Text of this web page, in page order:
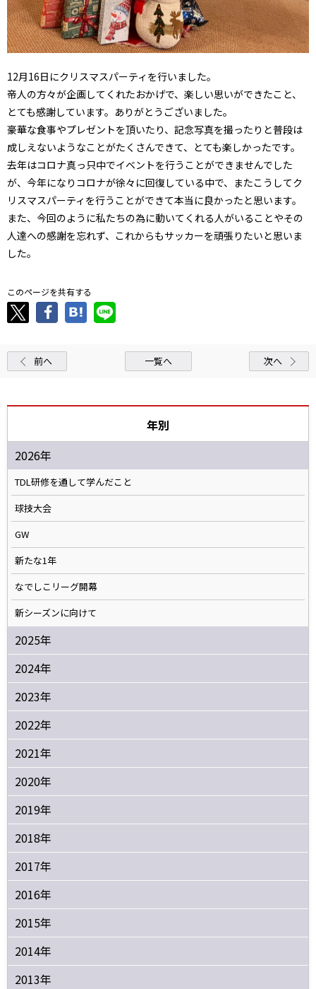
12月16日にクリスマスパーティを行いました。
帝人の方々が企画してくれたおかげで、楽しい思いができたこと、
とても感謝しています。ありがとうございました。
豪華な食事やプレゼントを頂いたり、記念写真を撮ったりと普段は
成しえないようなことがたくさんできて、とても楽しかったです。
去年はコロナ真っ只中でイベントを行うことができませんでした
が、今年になりコロナが徐々に回復している中で、またこうしてク
リスマスパーティを行うことができて本当に良かったと思います。
また、今回のように私たちの為に動いてくれる人がいることやその
人達への感謝を忘れず、これからもサッカーを頑張りたいと思いま
した。
このページを共有する
前へ 一覧へ 次へ
年別
2026年
TDL研修を通して学んだこと
球技大会
GW
新たな1年
なでしこリーグ開幕
新シーズンに向けて
2025年
2024年
2023年
2022年
2021年
2020年
2019年
2018年
2017年
2016年
2015年
2014年
2013年